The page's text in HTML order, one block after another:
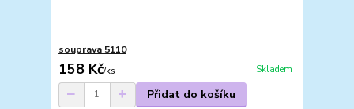
souprava 5110
158 Kč/ks Skladem
Přidat do košíku